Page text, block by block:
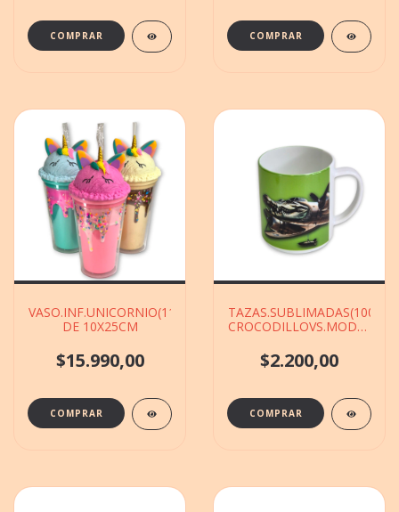
COMPRAR
VASO.INF.UNICORNIO(113184)C/SORVETE
DE 10X25CM
$15.990,00
CROCODILLOVS.MODELOS
$2.200,00